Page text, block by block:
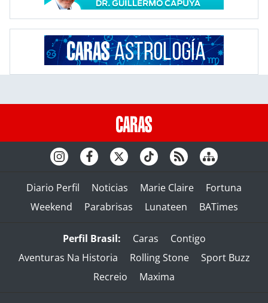
Diario Perfil Noticias Marie Claire
Fortuna
Weekend
Parabrisas Lunateen BATimes
Perfil Brasil: Caras
Contigo
Aventuras Na Historia
Rolling Stone
Sport Buzz
Recreio
Maxima